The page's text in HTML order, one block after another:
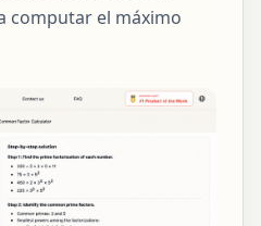
computar el máximo